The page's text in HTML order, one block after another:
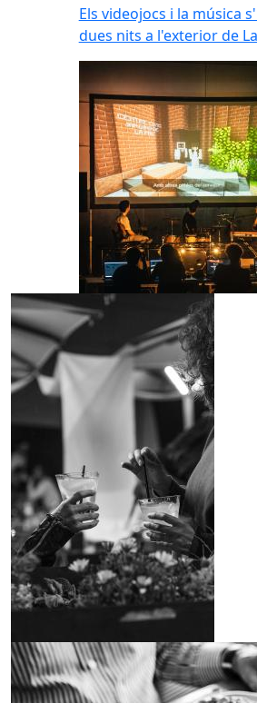
Els videojocs i la música
dues nits a l'exterior de